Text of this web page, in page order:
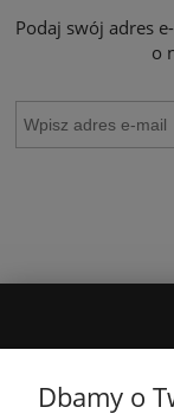
Podaj swój adres
o
Dbamy o